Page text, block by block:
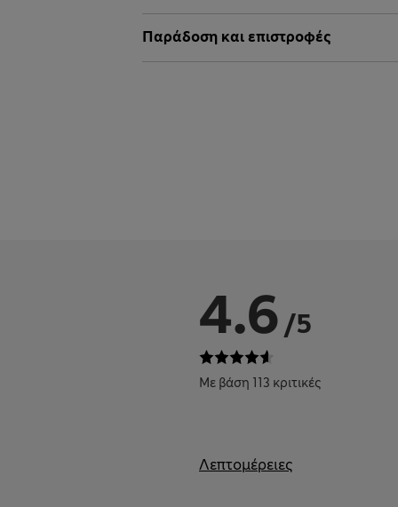
Παράδοση και επιστροφές
4.6 /5
Με βάση 113 κριτικές
Λεπτομέρειες